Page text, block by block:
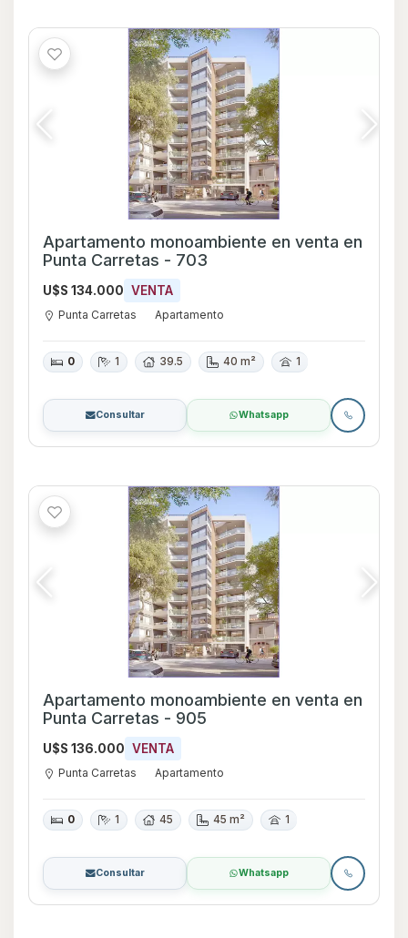
Apartamento monoambiente en venta en
Punta Carretas - 703
U$S 134.000 VENTA
Punta Carretas Apartamento
0 1 39.5 40 m² 1
Consultar Whatsapp
Apartamento monoambiente en venta en
Punta Carretas - 905
U$S 136.000 VENTA
Punta Carretas Apartamento
0 1 45 45 m² 1
Consultar Whatsapp